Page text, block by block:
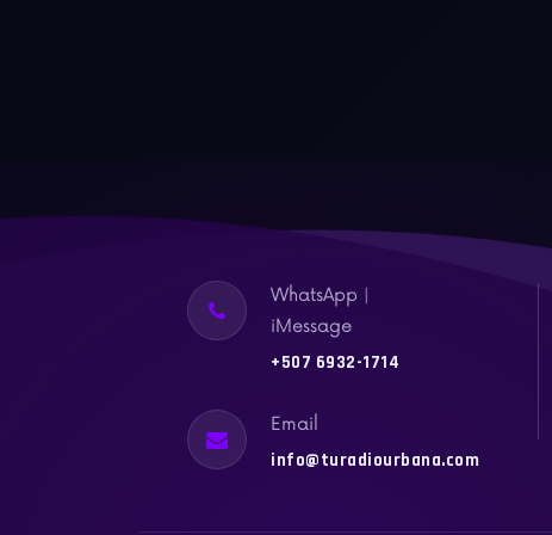
WhatsApp |
iMessage
+507 6932-1714
Email
info@turadiourbana.com